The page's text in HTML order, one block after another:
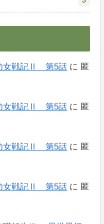
女戦記Ⅱ 第5話 に 匿
女戦記Ⅱ 第5話 に 匿
女戦記Ⅱ 第5話 に 匿
女戦記Ⅱ 第5話 に 匿